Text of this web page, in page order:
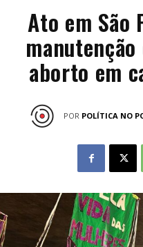
Ato em São
aborto em
POR POLÍTICA NO